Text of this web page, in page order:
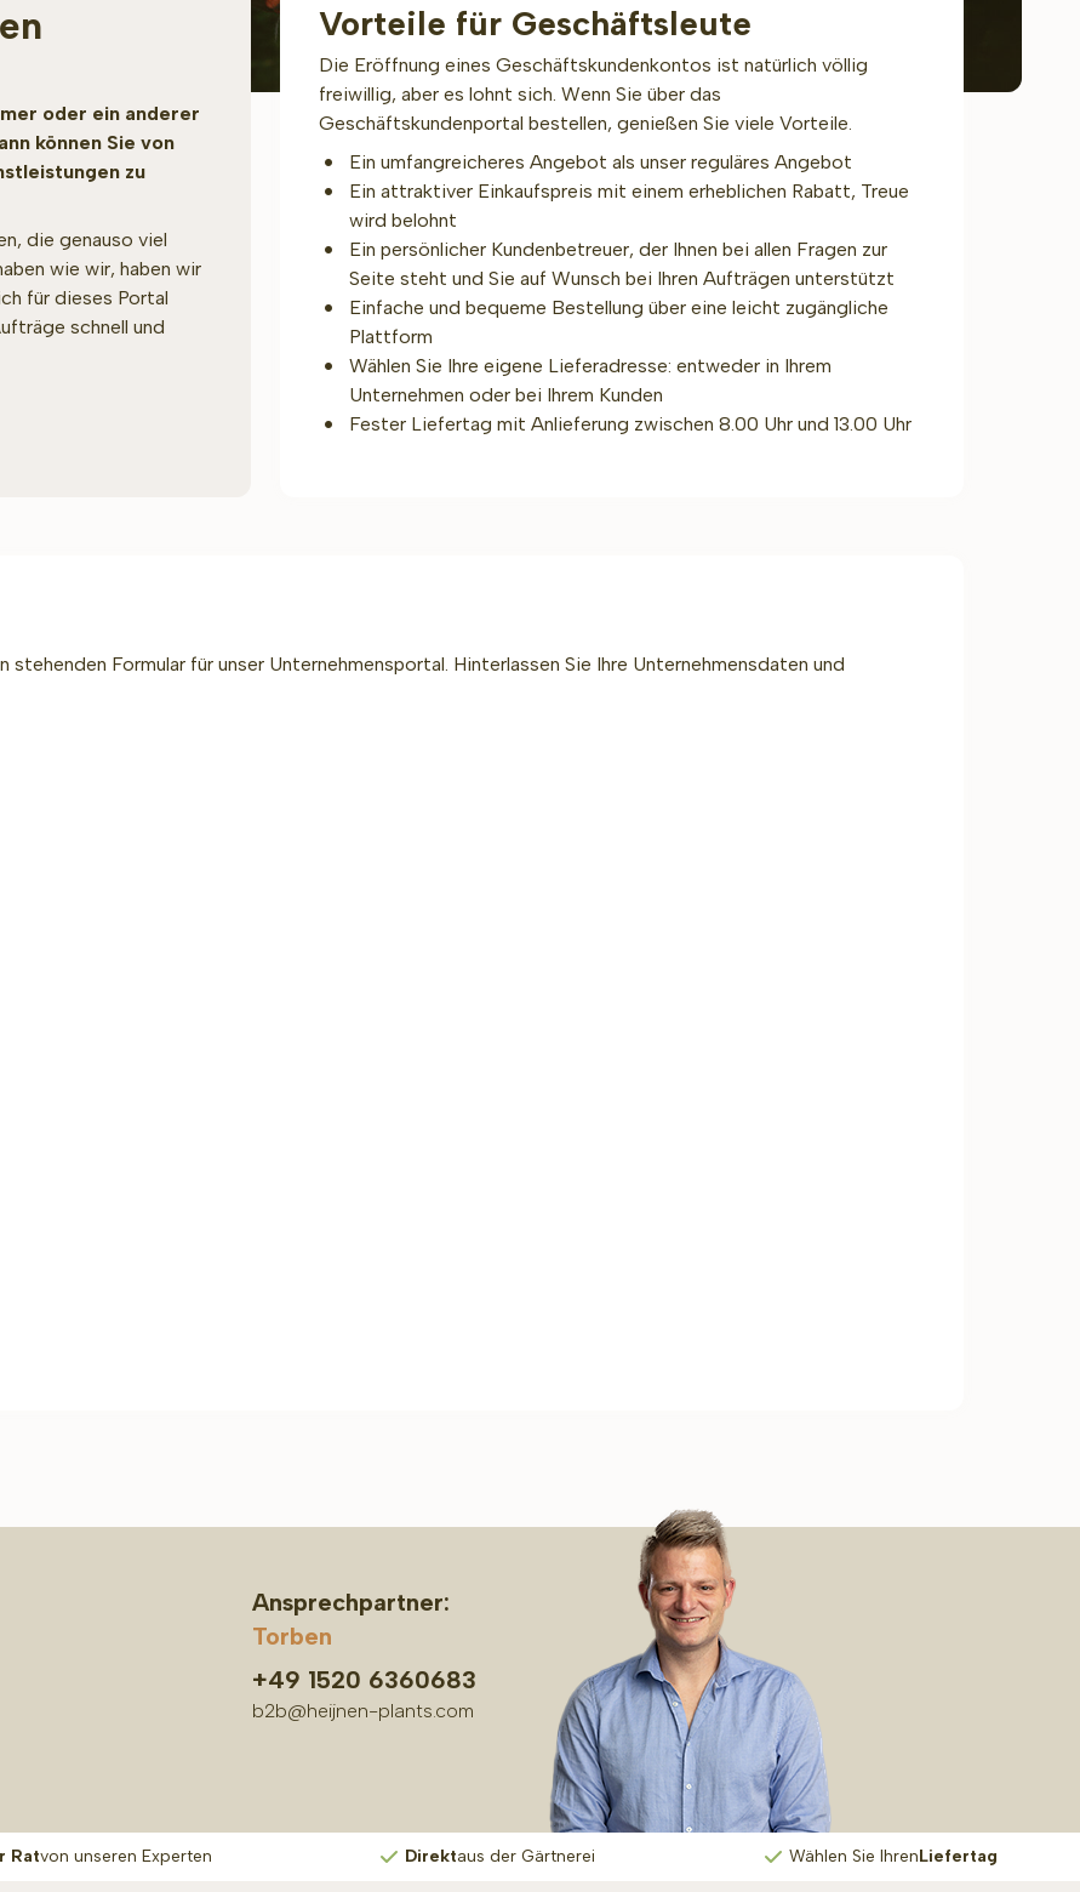
oder ein anderer
können Sie von
zu
die genauso viel
wie wir, haben wir
für dieses Portal
schnell und
Vorteile für Geschäftsleute
Die Eröffnung eines Geschäftskundenkontos ist natürlich völlig
freiwillig, aber es lohnt sich. Wenn Sie über das
Geschäftskundenportal bestellen, genießen Sie viele Vorteile.
Ein umfangreicheres Angebot als unser reguläres Angebot
Ein attraktiver Einkaufspreis mit einem erheblichen Rabatt, Treue
wird belohnt
Ein persönlicher Kundenbetreuer, der Ihnen bei allen Fragen zur
Seite steht und Sie auf Wunsch bei Ihren Aufträgen unterstützt
Einfache und bequeme Bestellung über eine leicht zugängliche
Plattform
Wählen Sie Ihre eigene Lieferadresse: entweder in Ihrem
Unternehmen oder bei Ihrem Kunden
Fester Liefertag mit Anlieferung zwischen 8.00 Uhr und 13.00 Uhr
Formular für unser Unternehmensportal. Hinterlassen Sie Ihre Unternehmensdaten und
Ansprechpartner:
Torben
+49 1520 6360683
b2b@heijnen-plants.com
Ratvon unseren Experten Direktaus der Gärtnerei Wählen Sie IhrenLiefertag